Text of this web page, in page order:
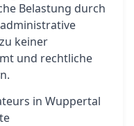
Belastung durch
keiner
und rechtliche
in Wuppertal